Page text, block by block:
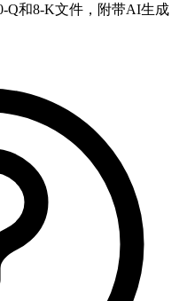
Q和8-K文件，附带AI生成